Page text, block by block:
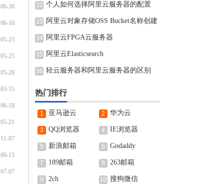
06-30
06-16
05-23
05-25
05-28
03-15
06-18
05-21
11-07
06-15
07-07
32 个人如何选择阿里云服务器的配置
33
阿里云对象存储OSS Bucket名称创建
完可
34 阿里云FPGA云服务器
35 阿里云Elasticsearch
36 轻云服务器和阿里云服务器的区别
热门排行
1 亚马逊云 2 华为云
3 QQ浏览器 4 IE浏览器
5 新浪邮箱 6 Godaddy
7 189邮箱 8 263邮箱
9 2ch 10 搜狗微信